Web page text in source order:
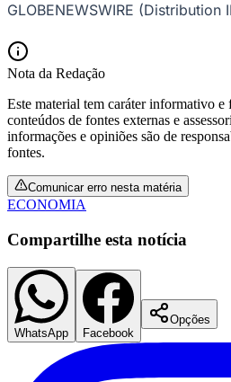
Fluminense
GLOBENEWSWIRE (Distribution
Nota da Redação
Este material tem caráter informativo
conteúdos de fontes externas e
informações e opiniões são de
fontes.
Comunicar erro nesta matéria
ECONOMIA
Compartilhe esta notícia
WhatsApp Facebook
Opções